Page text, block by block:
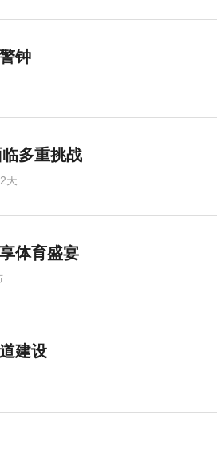
钟
多重挑战
天
体育盛宴
建设